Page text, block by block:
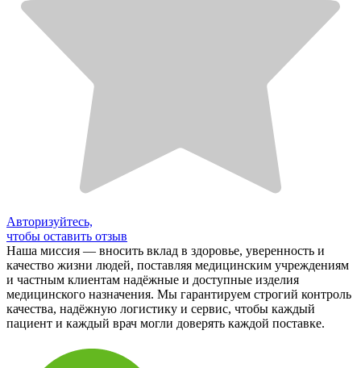
Авторизуйтесь,
чтобы оставить отзыв
Наша миссия — вносить вклад в здоровье, уверенность и
качество жизни людей, поставляя медицинским учреждениям
и частным клиентам надёжные и доступные изделия
медицинского назначения. Мы гарантируем строгий контроль
качества, надёжную логистику и сервис, чтобы каждый
пациент и каждый врач могли доверять каждой поставке.